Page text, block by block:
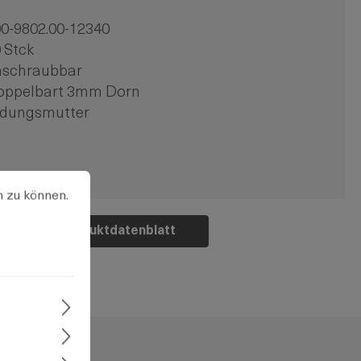
9802.00-12340
Stck
3mm Dorn
Produktdatenblatt
Mehr Informationen ...
zu können.